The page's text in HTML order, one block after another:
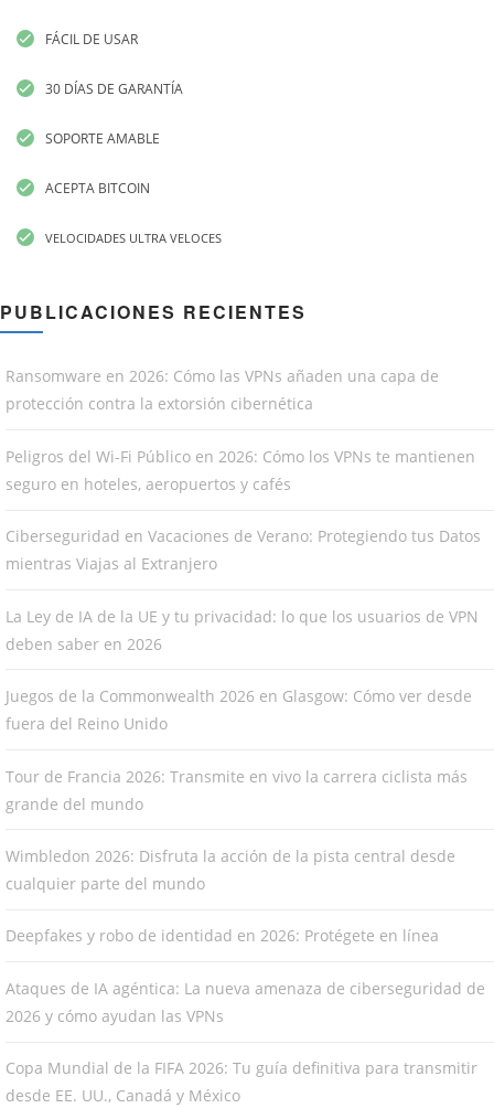
FÁCIL DE USAR
30 DÍAS DE GARANTÍA
SOPORTE AMABLE
ACEPTA BITCOIN
VELOCIDADES ULTRA VELOCES
PUBLICACIONES RECIENTES
Ransomware en 2026: Cómo las VPNs añaden una capa de
protección contra la extorsión cibernética
Peligros del Wi-Fi Público en 2026: Cómo los VPNs te mantienen
seguro en hoteles, aeropuertos y cafés
Ciberseguridad en Vacaciones de Verano: Protegiendo tus Datos
mientras Viajas al Extranjero
La Ley de IA de la UE y tu privacidad: lo que los usuarios de VPN
deben saber en 2026
Juegos de la Commonwealth 2026 en Glasgow: Cómo ver desde
fuera del Reino Unido
Tour de Francia 2026: Transmite en vivo la carrera ciclista más
grande del mundo
Wimbledon 2026: Disfruta la acción de la pista central desde
cualquier parte del mundo
Deepfakes y robo de identidad en 2026: Protégete en línea
Ataques de IA agéntica: La nueva amenaza de ciberseguridad de
2026 y cómo ayudan las VPNs
Copa Mundial de la FIFA 2026: Tu guía definitiva para transmitir
desde EE. UU., Canadá y México